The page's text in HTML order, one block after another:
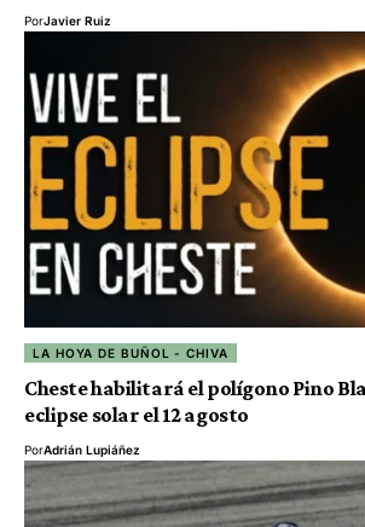
PorJavier Ruiz
LA HOYA DE BUÑOL - CHIVA
Cheste habilitará el polígono Pino
eclipse solar el 12 agosto
PorAdrián Lupiáñez